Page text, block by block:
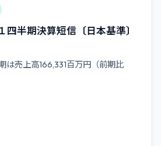
四半期決算短信〔日本基準〕
は売上高166,331百万円（前期比